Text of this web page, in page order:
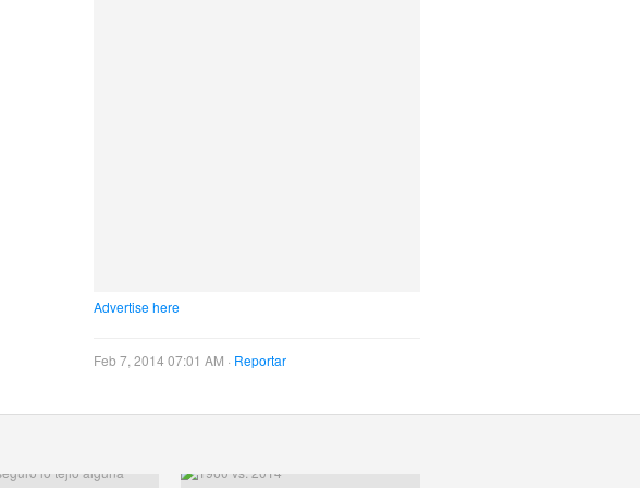
Advertise here
Feb 7, 2014 07:01 AM · Reportar